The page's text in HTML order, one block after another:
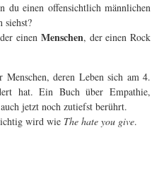
du einen offensichtlich männlichen
siehst?
einen Menschen, der einen Rock
deren Leben sich am 4.
hat. Ein Buch über Empathie,
jetzt noch zutiefst berührt.
wird wie The hate you give.